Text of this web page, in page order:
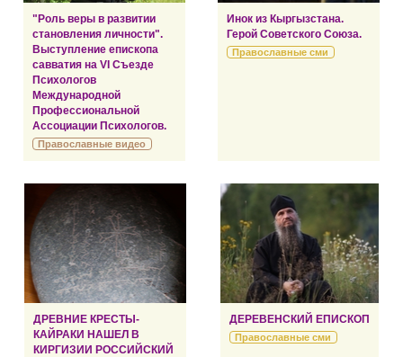
"Роль веры в развитии
становления личности".
Выступление епископа
савватия на VI Съезде
Психологов
Международной
Профессиональной
Ассоциации Психологов.
Православные видео
Инок из Кыргызстана.
Герой Советского Союза.
Православные сми
ДРЕВНИЕ КРЕСТЫ-
КАЙРАКИ НАШЕЛ В
КИРГИЗИИ РОССИЙСКИЙ
ДЕРЕВЕНСКИЙ ЕПИСКОП
Православные сми